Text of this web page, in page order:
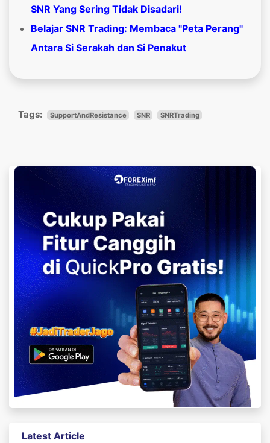
SNR Yang Sering Tidak Disadari!
Belajar SNR Trading: Membaca "Peta Perang"
Antara Si Serakah dan Si Penakut
Tags: SupportAndResistance SNR SNRTrading
Latest Article